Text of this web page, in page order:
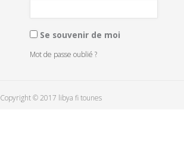
Se souvenir de moi
Mot de passe oublié ?
Copyright © 2017 libya fi tounes